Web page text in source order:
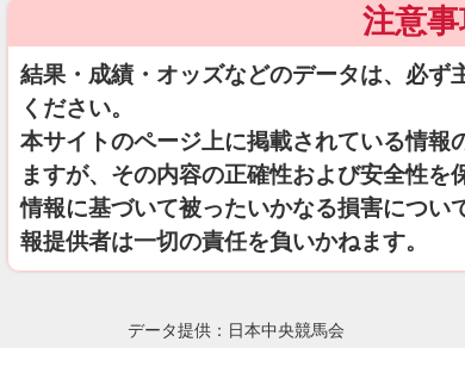
注意
結果・成績・オッズなどのデータは、必ず
ください。
本サイトのページ上に掲載されている情報
ますが、その内容の正確性および安全性
情報に基づいて被ったいかなる損害につい
報提供者は一切の責任を負いかねます。
データ提供：日本中央競馬会